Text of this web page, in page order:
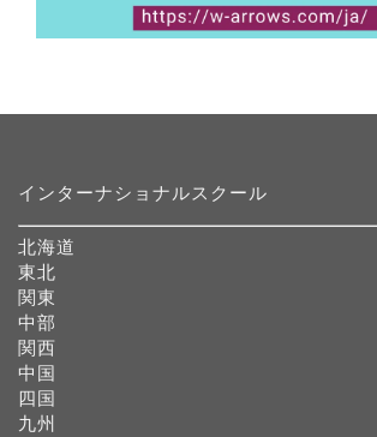
インターナショナルスクール
北海道
東北
関東
中部
関西
中国
四国
九州